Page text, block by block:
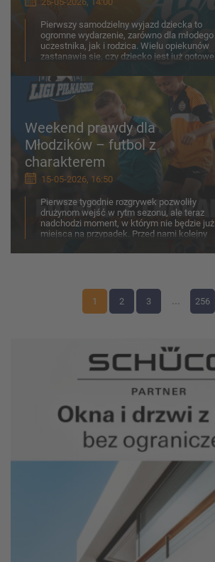
Pierwszy samodzielny wyjazd dziecka to
ogromne wydarzenie, zarówno dla młodego
uczestnika, jak i rodzica. Wielu opiekunów
zastanawia się, czy dziecko jest już gotowe
Weekend prawdy dla
Młodzików – futbol z
charakterem
15-05-2026, 16:50
Pierwsze tygodnie rozgrywek pozwoliły
drużynom wejść w rytm sezonu, ale teraz
nadchodzi moment, w którym nie będzie już
miejsca na przypadek. Przed nami kolejny
1 2 3 ... 256